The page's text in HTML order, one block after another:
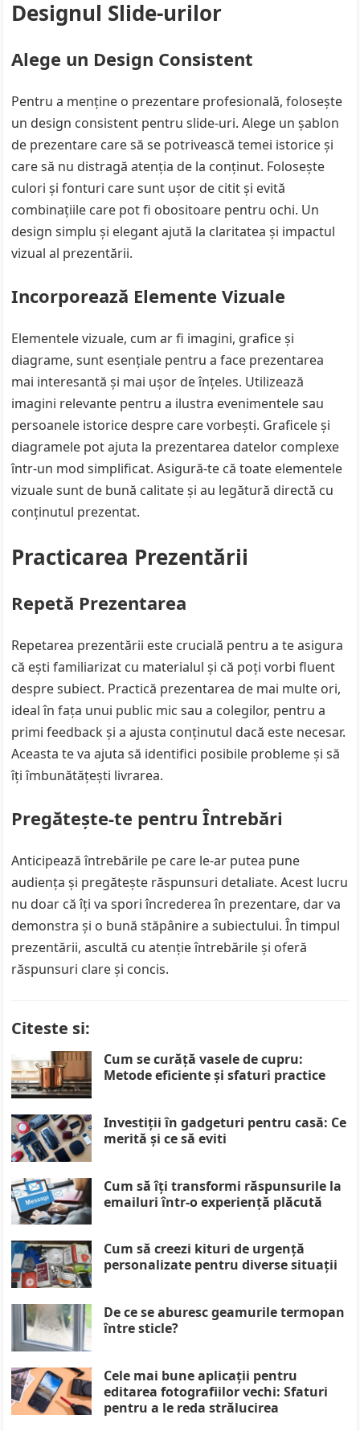
Designul Slide-urilor
Alege un Design Consistent
Pentru a menține o prezentare profesională, folosește
un design consistent pentru slide-uri. Alege un șablon
de prezentare care să se potrivească temei istorice și
care să nu distragă atenția de la conținut. Folosește
culori și fonturi care sunt ușor de citit și evită
combinațiile care pot fi obositoare pentru ochi. Un
design simplu și elegant ajută la claritatea și impactul
vizual al prezentării.
Incorporează Elemente Vizuale
Elementele vizuale, cum ar fi imagini, grafice și
diagrame, sunt esențiale pentru a face prezentarea
mai interesantă și mai ușor de înțeles. Utilizează
imagini relevante pentru a ilustra evenimentele sau
persoanele istorice despre care vorbești. Graficele și
diagramele pot ajuta la prezentarea datelor complexe
într-un mod simplificat. Asigură-te că toate elementele
vizuale sunt de bună calitate și au legătură directă cu
conținutul prezentat.
Practicarea Prezentării
Repetă Prezentarea
Repetarea prezentării este crucială pentru a te asigura
că ești familiarizat cu materialul și că poți vorbi fluent
despre subiect. Practică prezentarea de mai multe ori,
ideal în fața unui public mic sau a colegilor, pentru a
primi feedback și a ajusta conținutul dacă este necesar.
Aceasta te va ajuta să identifici posibile probleme și să
îți îmbunătățești livrarea.
Pregătește-te pentru Întrebări
Anticipează întrebările pe care le-ar putea pune
audiența și pregătește răspunsuri detaliate. Acest lucru
nu doar că îți va spori încrederea în prezentare, dar va
demonstra și o bună stăpânire a subiectului. În timpul
prezentării, ascultă cu atenție întrebările și oferă
răspunsuri clare și concis.
Citeste si:
Cum se curăță vasele de cupru:
Metode eficiente și sfaturi practice
Investiții în gadgeturi pentru casă: Ce
merită și ce să eviti
Cum să îți transformi răspunsurile la
emailuri într-o experiență plăcută
Cum să creezi kituri de urgență
personalizate pentru diverse situații
De ce se aburesc geamurile termopan
între sticle?
Cele mai bune aplicații pentru
editarea fotografiilor vechi: Sfaturi
pentru a le reda strălucirea